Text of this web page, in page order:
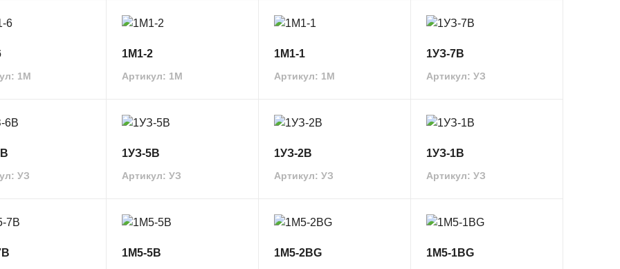
1M
1М1-2
Артикул: 1M
1М1-1
Артикул: 1M
1УЗ-7В
Артикул: УЗ
УЗ
1УЗ-5В
Артикул: УЗ
1УЗ-2В
Артикул: УЗ
1УЗ-1В
Артикул: УЗ
1М5-5В 1М5-2BG 1М5-1BG